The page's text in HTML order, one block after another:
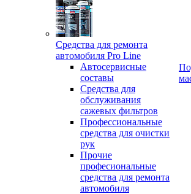
Средства для ремонта
автомобиля Pro Line
Автосервисные
составы
Средства для
обслуживания
сажевых фильтров
Профессиональные
средства для очистки
рук
Прочие
професиональные
средства для ремонта
автомобиля